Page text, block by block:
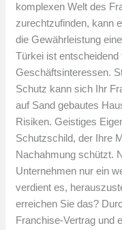
komplexen Welt des
zurechtzufinden, kann
die Gewährleistung
Türkei ist entscheidend
Geschäftsinteressen.
Schutz kann sich Ihr
auf Sand gebautes
Risiken. Geistiges
Schutzschild, der Ihre
Nachahmung schützt.
Unternehmen nur ein
verdient es,
erreichen Sie das?
Franchise-Vertrag und